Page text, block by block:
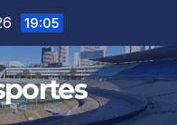
19:05